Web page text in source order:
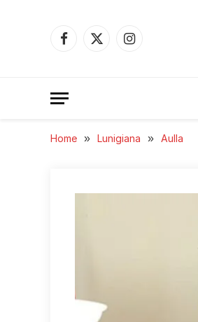
Facebook
X
Instagram
Home » Lunigiana » Aulla